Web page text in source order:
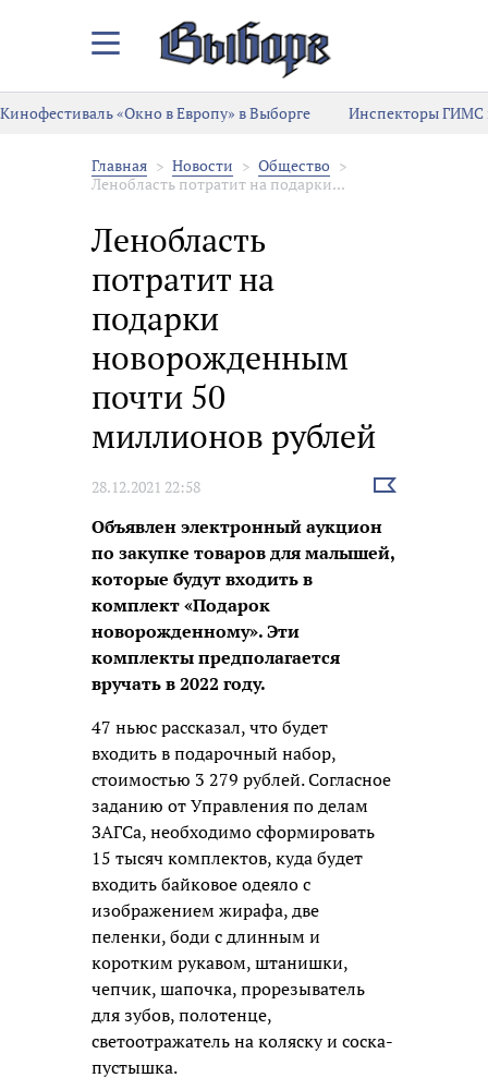
Закрыть/
меню
Кинофестиваль «Окно в Европу» в Выборге
Инспекторы ГИМС
Главная Новости
Общество
Ленобласть потратит на подарки...
Ленобласть
потратит на
подарки
новорожденным
почти 50
миллионов рублей
28.12.2021 22:58
Выбрать
Объявлен электронный аукцион
по закупке товаров для малышей,
которые будут входить в
комплект «Подарок
новорожденному». Эти
комплекты предполагается
вручать в 2022 году.
47 ньюс рассказал, что будет
входить в подарочный набор,
стоимостью 3 279 рублей. Согласное
заданию от Управления по делам
ЗАГСа, необходимо сформировать
15 тысяч комплектов, куда будет
входить байковое одеяло с
изображением жирафа, две
пеленки, боди с длинным и
коротким рукавом, штанишки,
чепчик, шапочка, прорезыватель
для зубов, полотенце,
светоотражатель на коляску и соска-
пустышка.